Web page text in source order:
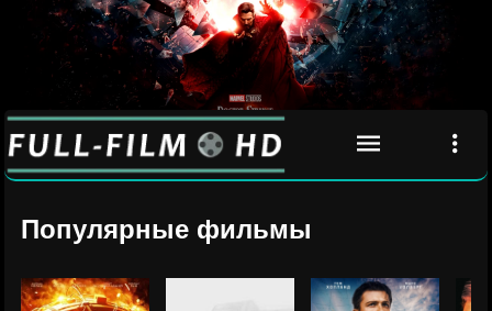
Популярные фильмы